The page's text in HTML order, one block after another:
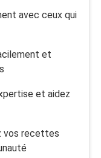
avec ceux qui
et
et aidez
vos recettes